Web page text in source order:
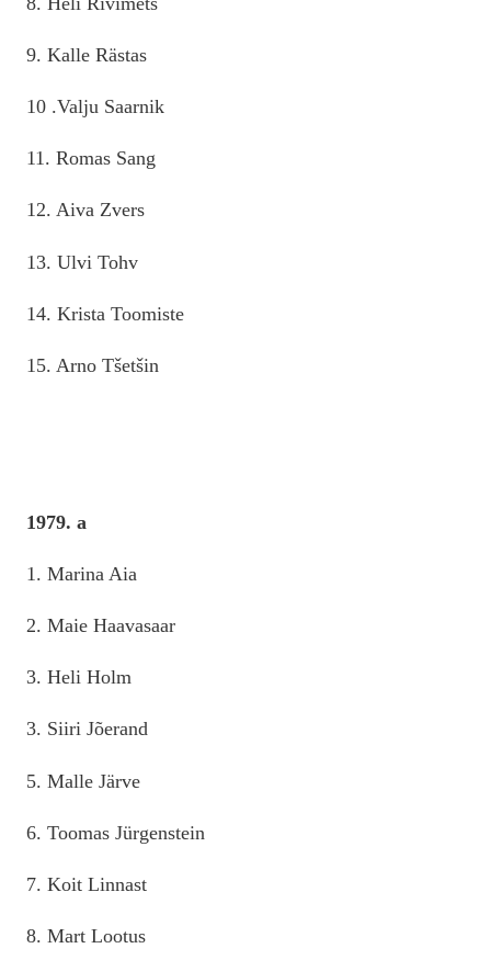
9. Kalle Rästas
10 .Valju Saarnik
11. Romas Sang
12. Aiva Zvers
13. Ulvi Tohv
14. Krista Toomiste
15. Arno Tšetšin
1979. a
1. Marina Aia
2. Maie Haavasaar
3. Heli Holm
3. Siiri Jõerand
5. Malle Järve
6. Toomas Jürgenstein
7. Koit Linnast
8. Mart Lootus